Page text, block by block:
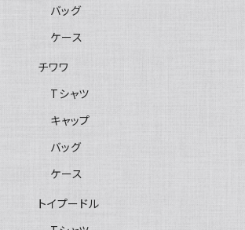
バッグ
ケース
チワワ
Tシャツ
キャップ
バッグ
ケース
トイプードル